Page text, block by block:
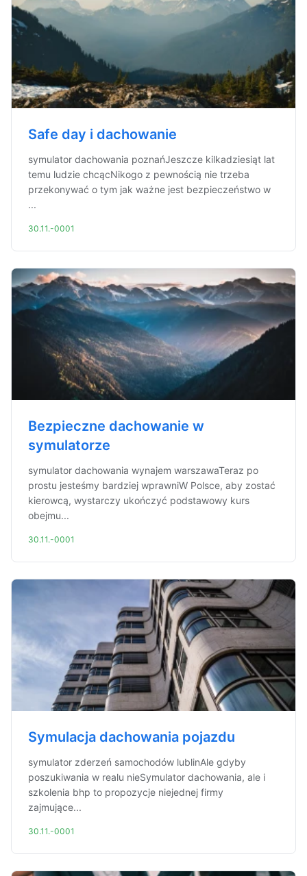
Safe day i dachowanie
symulator dachowania poznańJeszcze kilkadziesiąt lat
temu ludzie chcącNikogo z pewnością nie trzeba
przekonywać o tym jak ważne jest bezpieczeństwo w
...
30.11.-0001
Bezpieczne dachowanie w
symulatorze
symulator dachowania wynajem warszawaTeraz po
prostu jesteśmy bardziej wprawniW Polsce, aby zostać
kierowcą, wystarczy ukończyć podstawowy kurs
obejmu...
30.11.-0001
Symulacja dachowania pojazdu
symulator zderzeń samochodów lublinAle gdyby
poszukiwania w realu nieSymulator dachowania, ale i
szkolenia bhp to propozycje niejednej firmy
zajmujące...
30.11.-0001